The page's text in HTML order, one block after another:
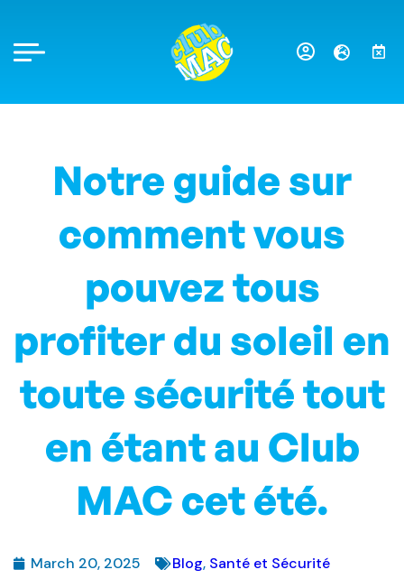
Notre guide sur
comment vous
pouvez tous
profiter du soleil en
toute sécurité tout
en étant au Club
MAC cet été.
March 20, 2025 Blog, Santé et Sécurité